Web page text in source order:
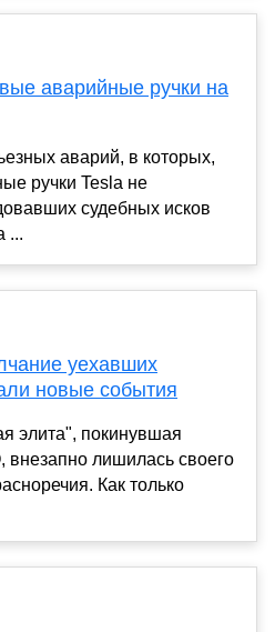
аварийные ручки на
аварий, в которых,
ручки Tesla не
судебных исков
...
уехавших
новые события
элита", покинувшая
лишилась своего
Как только